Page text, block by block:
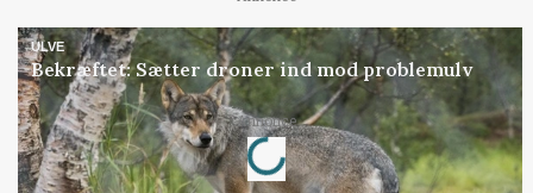
ULVE
Bekræftet: Sætter droner ind mod problemulv
Annonce
Loading...